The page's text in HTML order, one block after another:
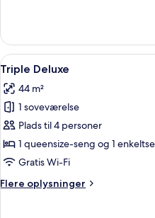
Deluxe
Indlæs
alle
billeder
af
Triple
Deluxe
8
Triple Deluxe
44 m²
1 soveværelse
Plads til 4 personer
1 queensize-seng og 1
Gratis Wi-Fi
Flere oplysninger
Flere